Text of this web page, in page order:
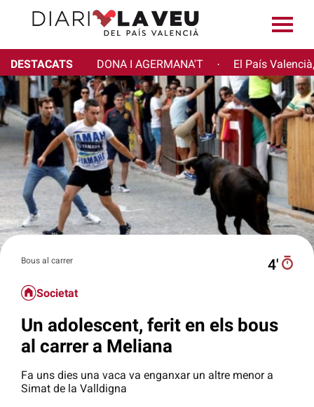
DESTACATS DONA I AGERMANA'T · El País
Bous al carrer 4′
Societat
Un adolescent, ferit en els bous
al carrer a Meliana
Fa uns dies una vaca va enganxar un altre menor a
Simat de la Valldigna